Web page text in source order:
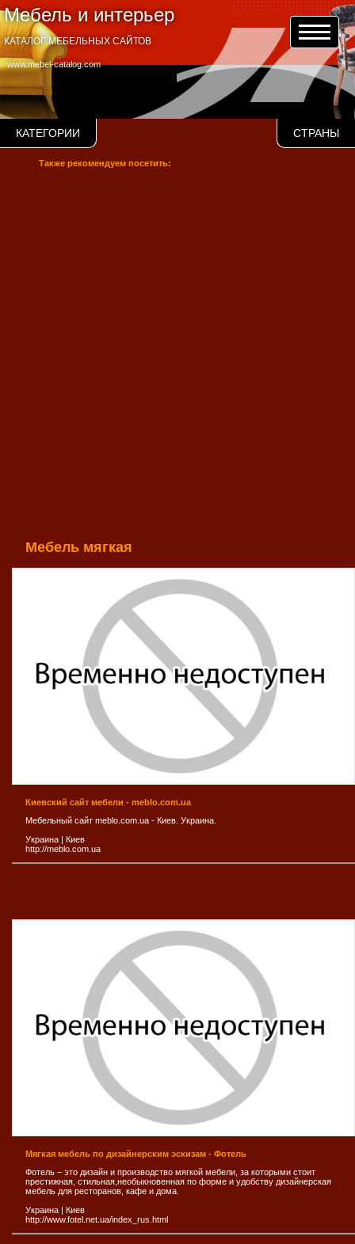
Мебель и интерьер
www.mebel-catalog.com
КАТАЛОГ МЕБЕЛЬНЫХ САЙТОВ
КАТЕГОРИИ СТРАНЫ
Также рекомендуем посетить:
Мебель мягкая
Киевский сайт мебели - meblo.com.ua
Мебельный сайт meblo.com.ua - Киев. Украина.
Украина | Киев
http://meblo.com.ua
Мягкая мебель по дизайнерским эскизам - Фотель
Фотель – это дизайн и производство мягкой мебели, за которыми стоит
престижная, стильная,необыкновенная по форме и удобству дизайнерская
мебель для ресторанов, кафе и дома.
Украина | Киев
http://www.fotel.net.ua/index_rus.html